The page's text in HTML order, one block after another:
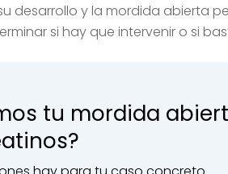
desarrollo y la mordida abierta
si hay que intervenir o si
tu mordida